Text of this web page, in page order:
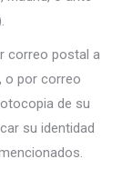
correo postal a
o por correo
de su
su identidad